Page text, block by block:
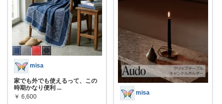
misa
家でも外でも使えるって、この
時期かなり便利 ...
￥ 6,600
misa